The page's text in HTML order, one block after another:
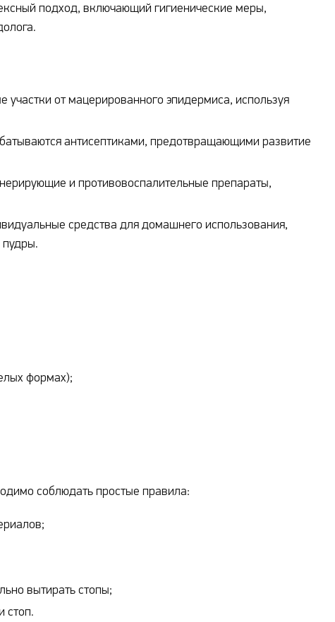
подход, включающий гигиенические меры,
от мацерированного эпидермиса, используя
антисептиками, предотвращающими развитие
и противовоспалительные препараты,
средства для домашнего использования,
формах);
соблюдать простые правила:
вытирать стопы;
стоп.